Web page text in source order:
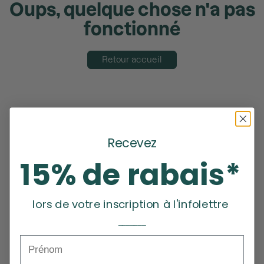
Oups, quelque chose n'a pas
fonctionné
Retour accueil
Recevez
15% de rabais*
lors de votre inscription à l'infolettre